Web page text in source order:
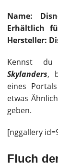
Name:
Erhältlich
Hersteller:
Kennst du
Skylanders,
eines
etwas
geben.
[nggallery
Fluch